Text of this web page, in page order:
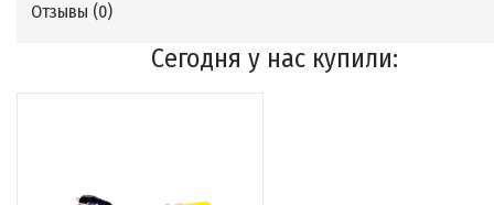
Отзывы (0)
Сегодня у нас купили: